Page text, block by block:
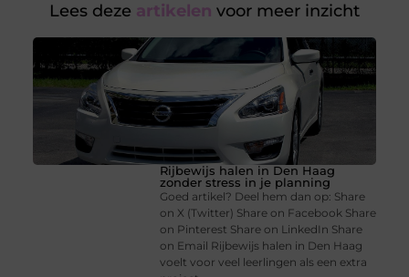
Lees deze artikelen voor meer inzicht
Rijbewijs halen in Den Haag
zonder stress in je planning
Goed artikel? Deel hem dan op: Share
on X (Twitter) Share on Facebook Share
on Pinterest Share on LinkedIn Share
on Email Rijbewijs halen in Den Haag
voelt voor veel leerlingen als een extra